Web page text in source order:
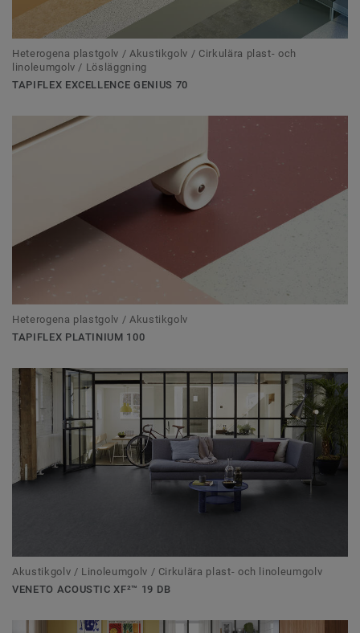
Heterogena plastgolv / Akustikgolv / Cirkulära plast- och
linoleumgolv / Lösläggning
TAPIFLEX EXCELLENCE GENIUS 70
Heterogena plastgolv / Akustikgolv
TAPIFLEX PLATINIUM 100
Akustikgolv / Linoleumgolv / Cirkulära plast- och linoleumgolv
VENETO ACOUSTIC XF²™ 19 DB